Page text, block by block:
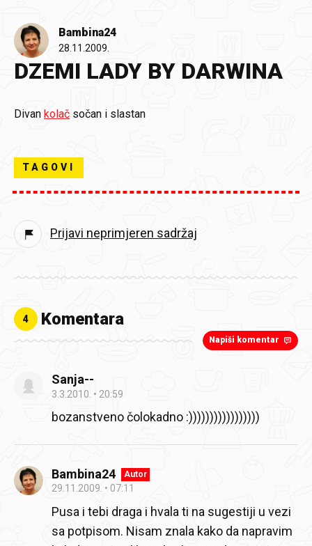
Bambina24
28.11.2009.
DZEMI LADY BY DARWINA
Divan kolač sočan i slastan
TAGOVI
Prijavi neprimjeren sadržaj
4 Komentara
Napiši komentar
Sanja--
3.3.2010. 20:59
bozanstveno čolokadno :)))))))))))))))))
Bambina24 Autor
29.11.2009. 07:11
Pusa i tebi draga i hvala ti na sugestiji u vezi
sa potpisom. Nisam znala kako da napravim